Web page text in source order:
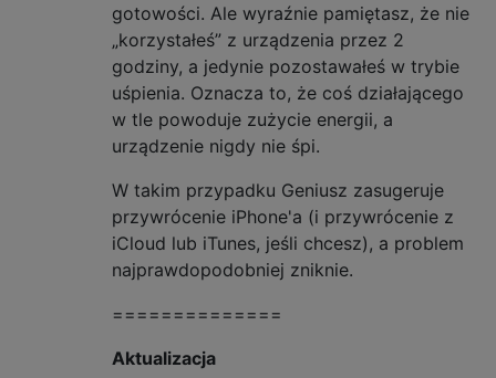
gotowości. Ale wyraźnie pamiętasz, że nie
„korzystałeś” z urządzenia przez 2
godziny, a jedynie pozostawałeś w trybie
uśpienia. Oznacza to, że coś działającego
w tle powoduje zużycie energii, a
urządzenie nigdy nie śpi.
W takim przypadku Geniusz zasugeruje
przywrócenie iPhone'a (i przywrócenie z
iCloud lub iTunes, jeśli chcesz), a problem
najprawdopodobniej zniknie.
==============
Aktualizacja